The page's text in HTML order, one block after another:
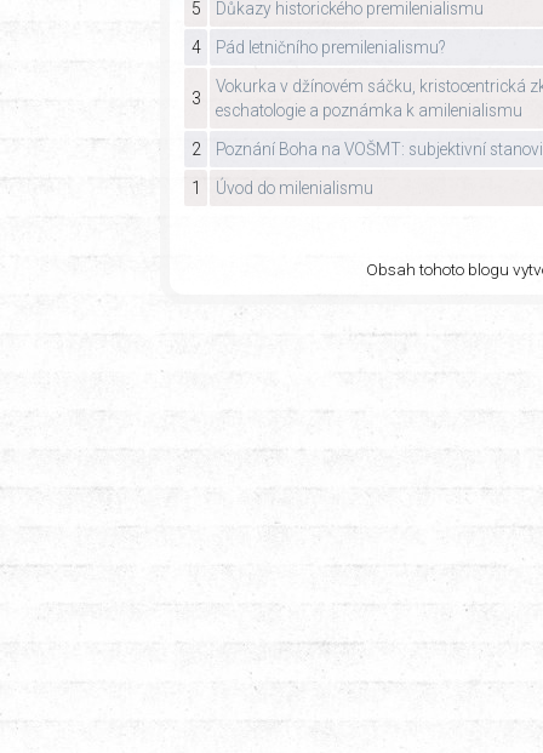
5
Důkazy historického premilenialismu
4
Pád letničního premilenialismu?
3
Vokurka v džínovém sáčku, kristocentrická
eschatologie a poznámka k amilenialismu
2
Poznání Boha na VOŠMT: subjektivní
1
Úvod do milenialismu
Obsah tohoto blogu